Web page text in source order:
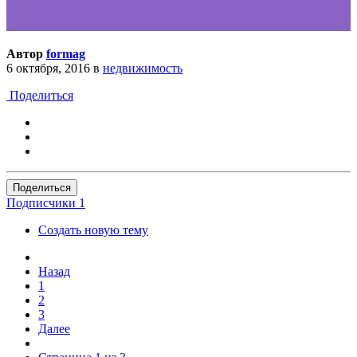
Автор formag
6 октября, 2016 в недвижимость
Поделиться
Поделиться
Подписчики 1
Создать новую тему
Назад
1
2
3
Далее